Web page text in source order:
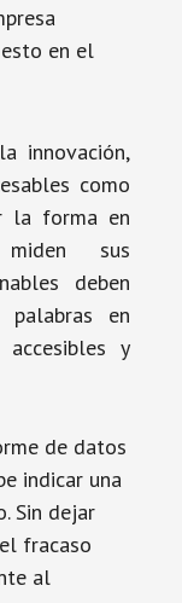
en el
innovación,
como
la forma en
sus
deben
en
accesibles y
de datos
indicar una
Sin dejar
fracaso
al